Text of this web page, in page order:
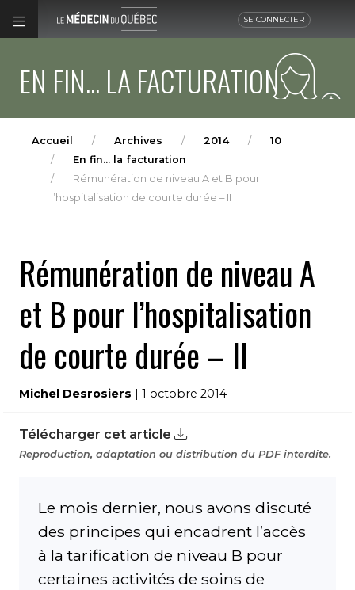
SE CONNECTER
EN FIN... LA FACTURATION
Accueil Archives 2014
10
En fin... la facturation
Rémunération de niveau A et B pour
l’hospitalisation de courte durée – II
Rémunération de niveau A
et B pour l’hospitalisation
de courte durée – II
Michel Desrosiers | 1 octobre 2014
Télécharger cet article
Reproduction, adaptation ou distribution du PDF interdite.
Le mois dernier, nous avons discuté
des principes qui encadrent l’accès
à la tarification de niveau B pour
certaines activités de soins de